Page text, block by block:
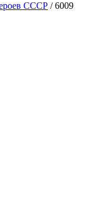
СССР /6009